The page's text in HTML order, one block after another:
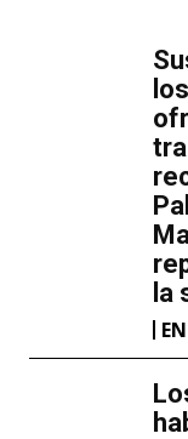
la